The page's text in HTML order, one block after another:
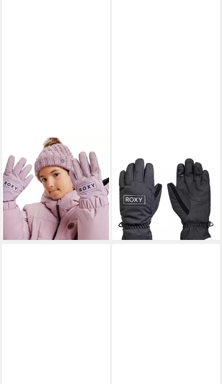
Snowboardhandschuhe
Freshfield Girl
21,99 €
UVP 40,00 €
-45%
lieferbar - in 9-11 Werktagen bei
dir
Snowboardhandschuhe
Freshfield
21,99 €
UVP40,00 €
-45%
lieferbar - in 1-2 Werktagen bei dir